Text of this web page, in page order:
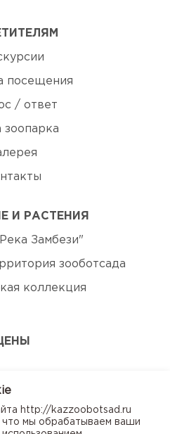
посещения
/ ответ
зоопарка
И РАСТЕНИЯ
Замбези"
зооботсада
коллекция
http://kazzoobotsad.ru
что мы обрабатываем ваши